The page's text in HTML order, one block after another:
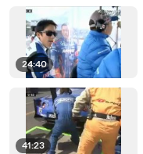
24:40
41:23